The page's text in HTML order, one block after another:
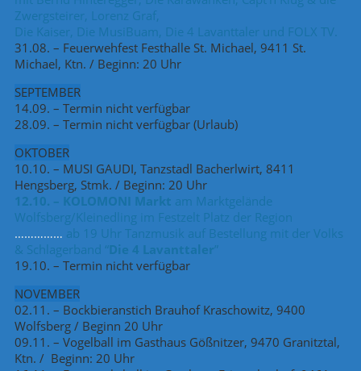
Zwergsteirer, Lorenz Graf,
Die Kaiser, Die MusiBuam, Die 4 Lavanttaler und FOLX TV.
31.08. – Feuerwehfest Festhalle St. Michael, 9411 St.
Michael, Ktn. / Beginn: 20 Uhr
SEPTEMBER
14.09. – Termin nicht verfügbar
28.09. – Termin nicht verfügbar (Urlaub)
OKTOBER
10.10. – MUSI GAUDI, Tanzstadl Bacherlwirt, 8411
Hengsberg, Stmk. / Beginn: 20 Uhr
12.10. – KOLOMONI Markt am Marktgelände
Wolfsberg/Kleinedling im Festzelt Platz der Region
…………… ab 19 Uhr Tanzmusik auf Bestellung mit der Volks
& Schlagerband “Die 4 Lavanttaler”
19.10. – Termin nicht verfügbar
NOVEMBER
02.11. – Bockbieranstich Brauhof Kraschowitz, 9400
Wolfsberg / Beginn 20 Uhr
09.11. – Vogelball im Gasthaus Gößnitzer, 9470 Granitztal,
Ktn. / Beginn: 20 Uhr